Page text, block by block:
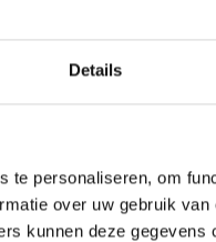
Details
te personaliseren, om
over uw gebruik
kunnen deze gegevens
150
werknemers bij